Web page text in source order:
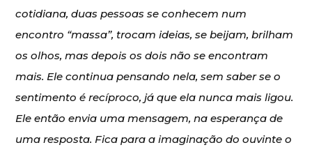
cotidiana, duas pessoas se conhecem num
encontro “massa”, trocam ideias, se beijam, brilham
os olhos, mas depois os dois não se encontram
mais. Ele continua pensando nela, sem saber se o
sentimento é recíproco, já que ela nunca mais ligou.
Ele então envia uma mensagem, na esperança de
uma resposta. Fica para a imaginação do ouvinte o